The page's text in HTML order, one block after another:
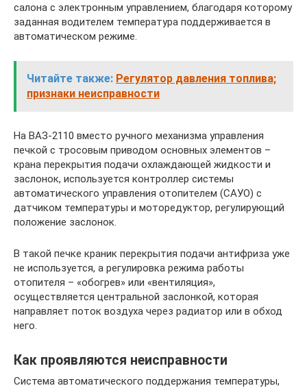
салона с электронным управлением, благодаря которому
заданная водителем температура поддерживается в
автоматическом режиме.
Читайте также: Регулятор давления топлива;
признаки неисправности
На ВАЗ-2110 вместо ручного механизма управления
печкой с тросовым приводом основных элементов –
крана перекрытия подачи охлаждающей жидкости и
заслонок, используется контроллер системы
автоматического управления отопителем (САУО) с
датчиком температуры и моторедуктор, регулирующий
положение заслонок.
В такой печке краник перекрытия подачи антифриза уже
не используется, а регулировка режима работы
отопителя – «обогрев» или «вентиляция»,
осуществляется центральной заслонкой, которая
направляет поток воздуха через радиатор или в обход
него.
Как проявляются неисправности
Система автоматического поддержания температуры,